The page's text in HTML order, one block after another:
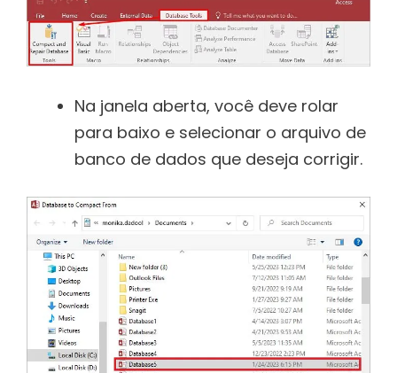
Na janela aberta, você deve rolar
para baixo e selecionar o arquivo de
banco de dados que deseja corrigir.